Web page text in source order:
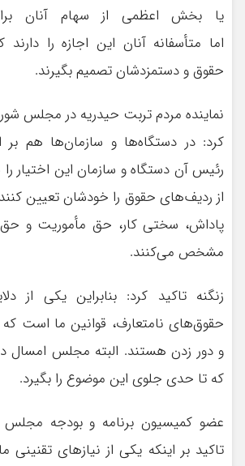
یا بخش اعظمی از سهام آنان
اما متأسفانه آنان این اجازه را
حقوق و دستمزدشان تصمیم بگیرند.
نماینده مردم تربت حیدریه در مجلس
کرد: در دستگاه‌ها و سازمان‌ها هم بر
رئیس آن دستگاه و سازمان این اختیار
از ردیف‌های حقوق را خودشان تعیین
پاداش، سختی کار، حق مأموریت و
مشخص می‌کنند.
زنگنه تاکید کرد: بنابراین یکی از
حقوق‌های نامتعارف، قوانین ما است
و دور زدن هستند. البته مجلس امسال
که تا حدی جلوی این موضوع را بگیرد.
عضو کمیسیون برنامه و بودجه مجلس
تاکید بر اینکه یکی از نیازهای